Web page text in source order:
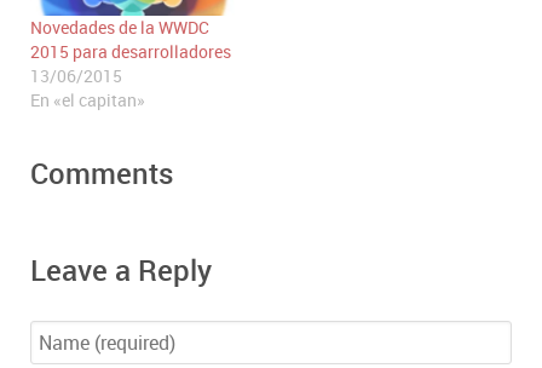
Novedades de la WWDC
2015 para desarrolladores
13/06/2015
En «el capitan»
Comments
Leave a Reply